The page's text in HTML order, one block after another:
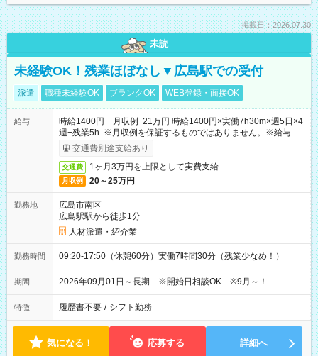
掲載日：2026.07.30
未読
未経験OK！残業ほぼなし▼広島駅での受付
派遣 職種未経験OK ブランクOK WEB登録・面接OK
給与
時給1400円 月収例 21万円 時給1400円×実働7h30m×週5日×4
週+残業5h ※月収例を保証するものではありません。※給与即
受取りサービス利用可（利用条件有）
交通費別途支給あり
交通費 1ヶ月3万円を上限として実費支給
月収例 20～25万円
勤務地
広島市南区
広島駅駅から徒歩1分
人材派遣・紹介業
勤務時間 09:20-17:50（休憩60分）実働7時間30分（残業少なめ！）
期間 2026年09月01日～長期 ※開始日相談OK ※9月～！
特徴 履歴書不要 / シフト勤務
気になる！ 応募する 詳細へ